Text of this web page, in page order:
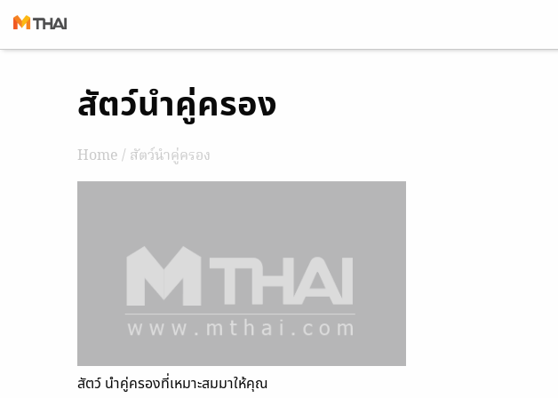
สัตว์นำคู่ครอง
Home/ สัตว์นำคู่ครอง
สัตว์ นำคู่ครองที่เหมาะสมมาให้คุณ